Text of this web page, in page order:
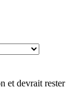
et devrait rester